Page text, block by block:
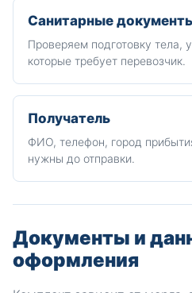
Санитарные
Проверяем подготовку тела,
которые требует перевозчик.
Получатель
ФИО, телефон, город
нужны до отправки.
Документы и
оформления